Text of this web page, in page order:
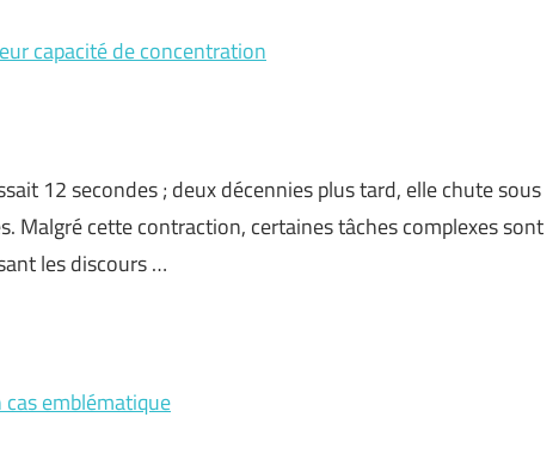
capacité de concentration
12 secondes ; deux décennies plus tard, elle chute sous
Malgré cette contraction, certaines tâches complexes sont
les discours …
cas emblématique